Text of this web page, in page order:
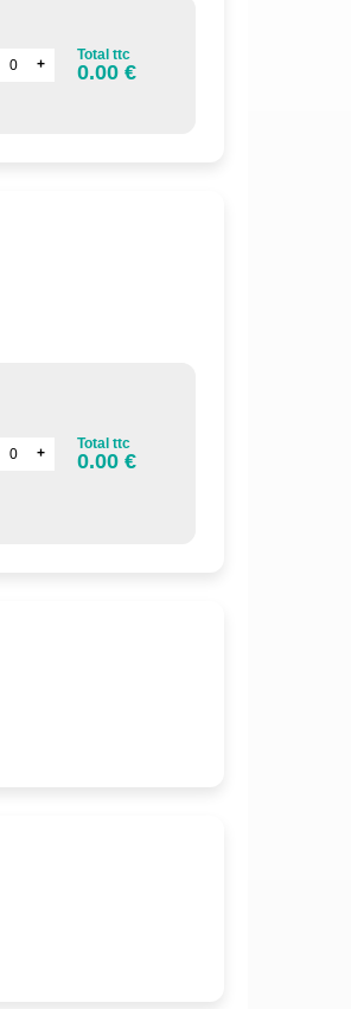
Total ttc
0.00 €
Total ttc
0.00 €